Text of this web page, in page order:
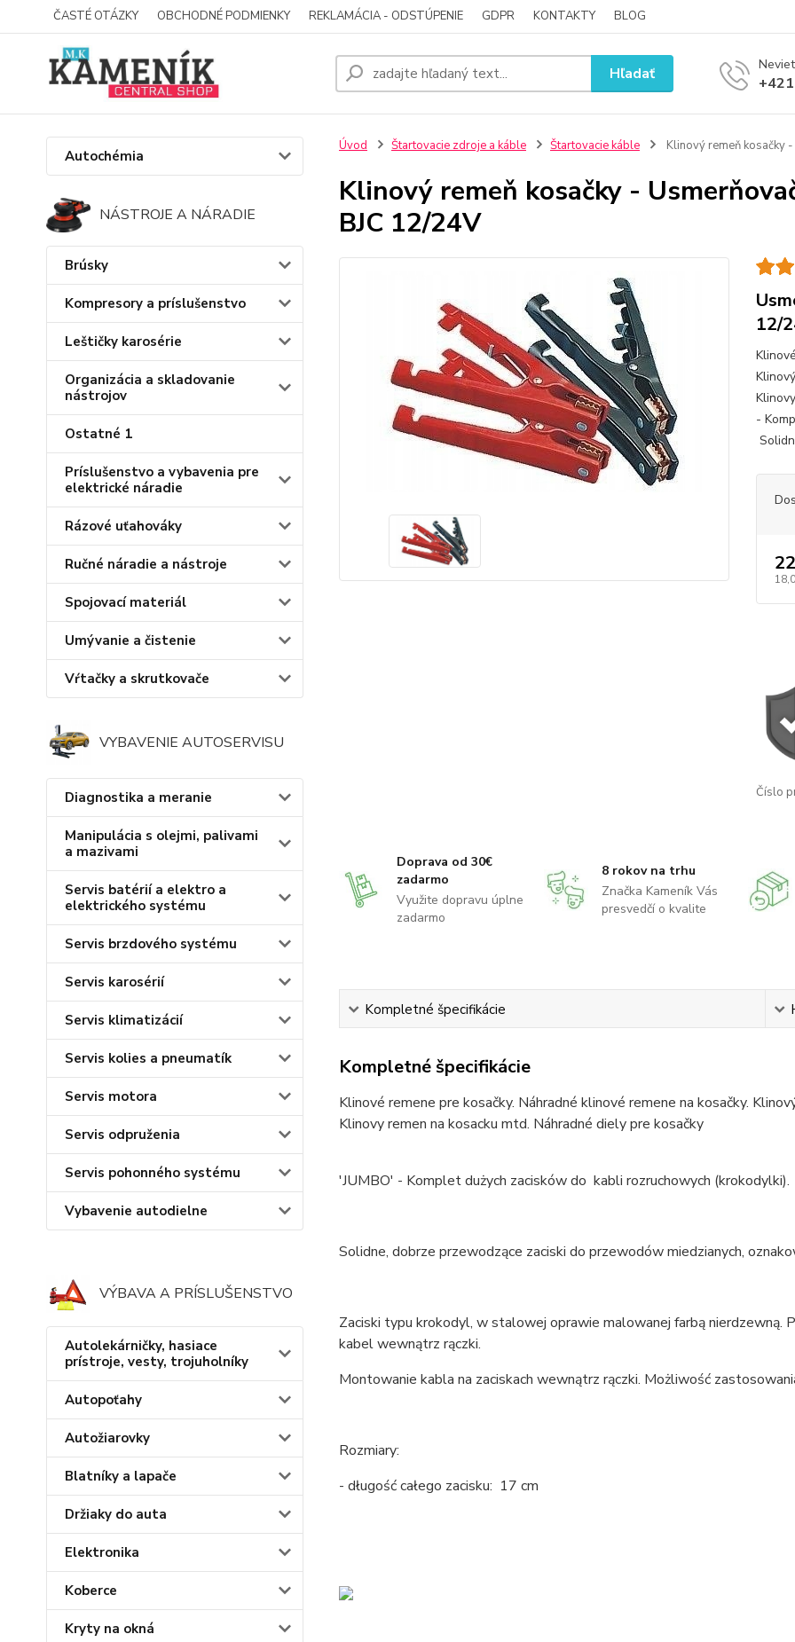
ČASTÉ OTÁZKY OBCHODNÉ PODMIENKY REKLAMÁCIA - ODSTÚPENIE GDPR KONTAKTY BLOG
Hľadať
Autochémia
NÁSTROJE A NÁRADIE
Brúsky
Kompresory a príslušenstvo
Leštičky karosérie
Organizácia a skladovanie
nástrojov
Ostatné 1
Príslušenstvo a vybavenia pre
elektrické náradie
Rázové uťahováky
Ručné náradie a nástroje
Spojovací materiál
Umývanie a čistenie
Vŕtačky a skrutkovače
VYBAVENIE AUTOSERVISU
Diagnostika a meranie
Manipulácia s olejmi, palivami
a mazivami
Servis batérií a elektro a
elektrického systému
Servis brzdového systému
Servis karosérií
Servis klimatizácií
Servis kolies a pneumatík
Servis motora
Servis odpruženia
Servis pohonného systému
Vybavenie autodielne
VÝBAVA A PRÍSLUŠENSTVO
Autolekárničky, hasiace
prístroje, vesty, trojuholníky
Autopoťahy
Autožiarovky
Blatníky a lapače
Držiaky do auta
Elektronika
Koberce
Kryty na okná
Úvod Štartovacie zdroje a káble Štartovacie káble Klinový remeň kosačky
Klinový remeň kosačky -
BJC 12/24V
12/
-
Číslo
Doprava od 30€
zadarmo
Využite dopravu úplne
zadarmo
8 rokov na trhu
Značka Kameník Vás
presvedčí o kvalite
Kompletné špecifikácie
Kompletné špecifikácie
Klinové remene pre kosačky. Náhradné klinové remene na kosačky.
Klinovy remen na kosacku mtd. Náhradné diely pre kosačky
'JUMBO' - Komplet dużych zacisków do kabli rozruchowych (krokodylki).
Solidne, dobrze przewodzące zaciski do przewodów miedzianych,
Zaciski typu krokodyl, w stalowej oprawie malowanej farbą nierdzewną.
kabel wewnątrz rączki.
Montowanie kabla na zaciskach wewnątrz rączki. Możliwość
Rozmiary:
- długość całego zacisku: 17 cm